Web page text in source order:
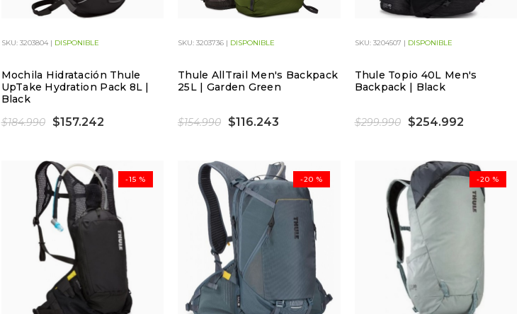
SKU: 3203804 | DISPONIBLE
Mochila Hidratación Thule
UpTake Hydration Pack 8L |
Black
$184.990
$157.242
SKU: 3203736 | DISPONIBLE
Thule AllTrail Men's Backpack
25L | Garden Green
$154.990 $116.243
SKU: 3204507 | DISPONIBLE
Thule Topio 40L Men's
Backpack | Black
$299.990 $254.992
-15 % -20 % -20 %